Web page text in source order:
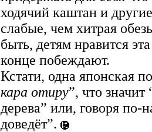
ходячий каштан и
слабые, чем хитрая
быть, детям нравится
конце побеждают.
Кстати, одна японская
кара отиру”, что
дерева” или, говоря
доведёт”.